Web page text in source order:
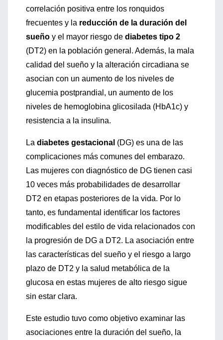
correlación positiva entre los ronquidos
frecuentes y la reducción de la duración del
sueño y el mayor riesgo de diabetes tipo 2
(DT2) en la población general. Además, la mala
calidad del sueño y la alteración circadiana se
asocian con un aumento de los niveles de
glucemia postprandial, un aumento de los
niveles de hemoglobina glicosilada (HbA1c) y
resistencia a la insulina.
La diabetes gestacional (DG) es una de las
complicaciones más comunes del embarazo.
Las mujeres con diagnóstico de DG tienen casi
10 veces más probabilidades de desarrollar
DT2 en etapas posteriores de la vida. Por lo
tanto, es fundamental identificar los factores
modificables del estilo de vida relacionados con
la progresión de DG a DT2. La asociación entre
las características del sueño y el riesgo a largo
plazo de DT2 y la salud metabólica de la
glucosa en estas mujeres de alto riesgo sigue
sin estar clara.
Este estudio tuvo como objetivo examinar las
asociaciones entre la duración del sueño, la